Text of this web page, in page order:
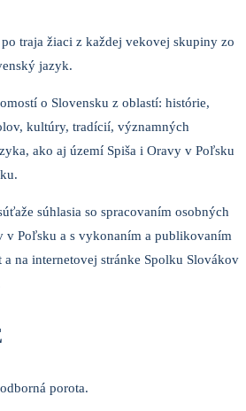
traja žiaci z každej vekovej skupiny zo
jazyk.
o Slovensku z oblastí: histórie,
kultúry, tradícií, významných
ako aj území Spiša i Oravy v Poľsku
súhlasia so spracovaním osobných
v Poľsku a s vykonaním a publikovaním
na internetovej stránke Spolku Slovákov
porota.